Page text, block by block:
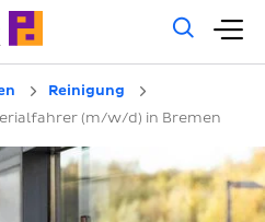
Reinigung
(m/w/d) in Bremen